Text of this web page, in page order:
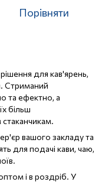
Порівняти
для кав'ярень,
Стриманий
та ефектно, а
більш
вашого закладу та
для подачі кави, чаю,
і в роздріб. У